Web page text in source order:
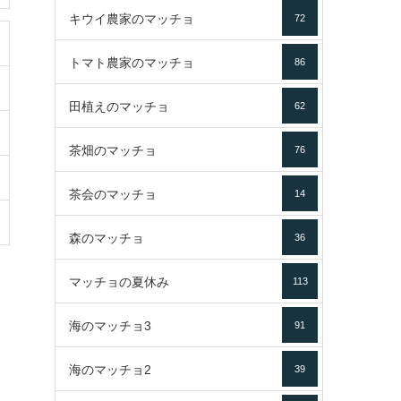
キウイ農家のマッチョ 72
トマト農家のマッチョ 86
田植えのマッチョ 62
茶畑のマッチョ 76
茶会のマッチョ 14
森のマッチョ 36
マッチョの夏休み 113
海のマッチョ3 91
海のマッチョ2 39